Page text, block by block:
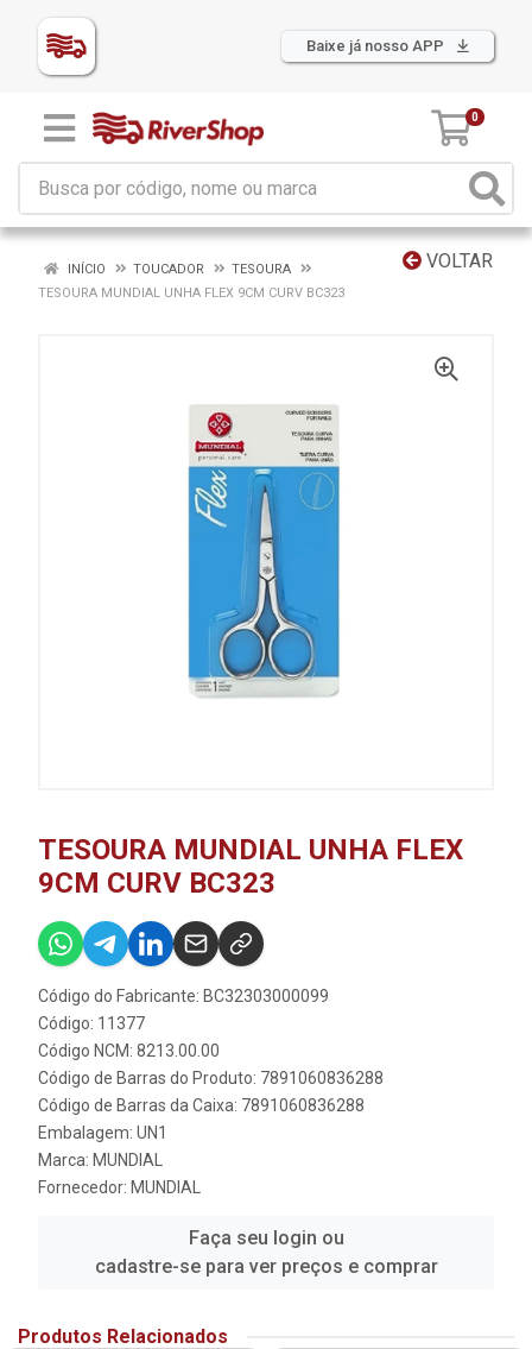
Baixe já nosso APP
0
VOLTAR
INÍCIO TOUCADOR
TESOURA
TESOURA MUNDIAL UNHA FLEX 9CM CURV BC323
TESOURA MUNDIAL UNHA FLEX
9CM CURV BC323
Código do Fabricante: BC32303000099
Código: 11377
Código NCM: 8213.00.00
Código de Barras do Produto: 7891060836288
Código de Barras da Caixa: 7891060836288
Embalagem: UN1
Marca: MUNDIAL
Fornecedor: MUNDIAL
Faça seu login ou
cadastre-se para ver preços e comprar
Produtos Relacionados